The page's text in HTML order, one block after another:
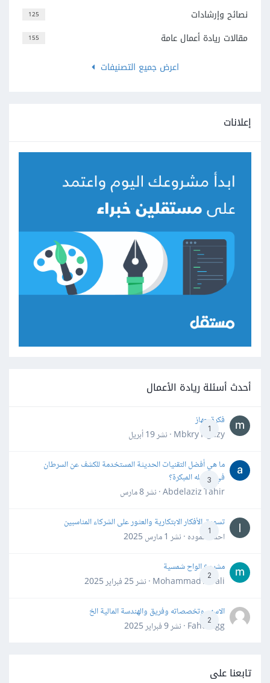
125 نصائح وإرشادات
155
مقالات ريادة أعمال عامة
اعرض جميع التصنيفات
إعلانات
أحدث أسئلة ريادة الأعمال
1
فكرة جهاز
Mbkry Hgazy · نشر
19 أبريل
3
ما هي أفضل التقنيات الحديثة المستخدمة للكشف عن السرطان
في مراحله المبكرة؟
Abdelaziz Tahir · نشر
8 مارس
1
تسويق الأفكار الابتكارية والعثور على الشركاء المناسبين
احمد حموده · نشر 1 مارس 2025
2
مشروع الواح شمسية
Mohammad Awali · نشر
25 فبراير 2025
2
الاسهم وتخصصاته وفريق والهندسة المالية الخ
Fahd Ggg · نشر
9 فبراير 2025
تابعنا على